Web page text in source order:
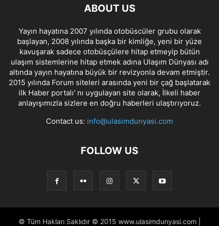
ABOUT US
Yayın hayatına 2007 yılında otobüscüler grubu olarak
başlayan, 2008 yılında başka bir kimliğe, yeni bir yüze
kavuşarak sadece otobüsçülere hitap etmeyip bütün
ulaşım sistemlerine hitap etmek adına Ulaşım Dünyası adı
altında yayın hayatına büyük bir revizyonla devam etmiştir.
2015 yılında Forum siteleri arasında yeni bir çağ başlatarak
ilk Haber portalı' nı uygulayan site olarak, İlkeli haber
anlayışımızla sizlere en doğru haberleri ulaştırıyoruz.
Contact us: info@ulasimdunyasi.com
FOLLOW US
© Tüm Hakları Saklıdır © 2015 www.ulasimdunyasi.com |